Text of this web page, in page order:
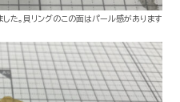
た。貝リングのこの面はパール感があります